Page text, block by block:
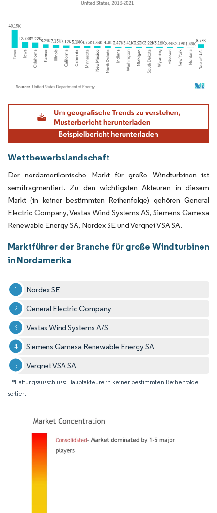
Bild © Mordor Intelligence. Wiederverwendung erfordert Namensnennung gemäß
Wettbewerbslandschaft
Der nordamerikanische Markt für große Windturbinen ist
semifragmentiert. Zu den wichtigsten Akteuren in diesem
Markt (in keiner bestimmten Reihenfolge) gehören General
Electric Company, Vestas Wind Systems AS, Siemens Gamesa
Renewable Energy SA, Nordex SE und Vergnet VSA SA.
Marktführer der Branche für große Windturbinen
in Nordamerika
Nordex SE
General Electric Company
Vestas Wind Systems A/S
Siemens Gamesa Renewable Energy SA
Vergnet VSA SA
*Haftungsausschluss: Hauptakteure in keiner bestimmten Reihenfolge
sortiert